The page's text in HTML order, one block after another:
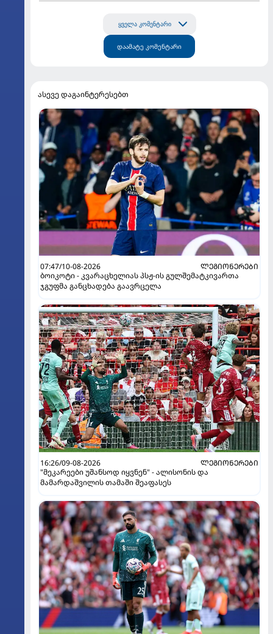
ყველა კომენტარი
დაამატე კომენტარი
ასევე დაგაინტერესებთ
07:47/10-08-2026
ᲚᲔᲒᲘᲝᲜᲔᲠᲔᲑᲘ
ბოიკოტი - კვარაცხელიას პსჟ-ის გულშემატკივართა
ჯგუფმა განცხადება გაავრცელა
16:26/09-08-2026
ᲚᲔᲒᲘᲝᲜᲔᲠᲔᲑᲘ
"მეკარეები უშანსოდ იყვნენ" - ალისონის და
მამარდაშვილის თამაში შეაფასეს